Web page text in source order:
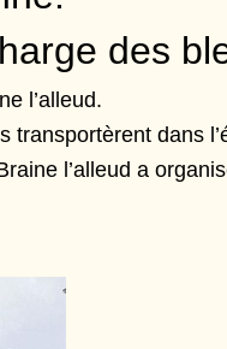
des
l’alleud.
dans
l’alleud a